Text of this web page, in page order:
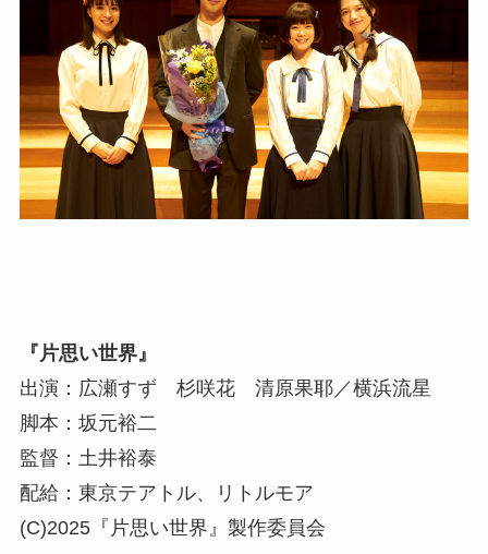
『片思い世界』
出演：広瀬すず 杉咲花 清原果耶／横浜流星
脚本：坂元裕二
監督：土井裕泰
配給：東京テアトル、リトルモア
(C)2025『片思い世界』製作委員会